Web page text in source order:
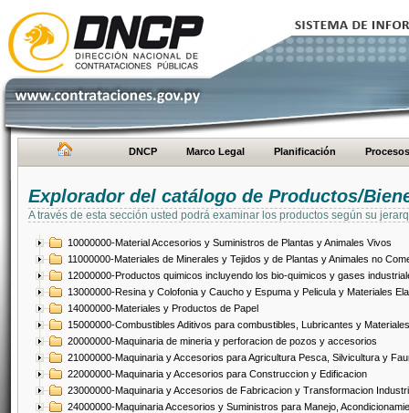
DNCP Marco Legal Planificación Procesos
Explorador del catálogo de Productos/
A través de esta sección usted podrá examinar los productos según su
10000000-Material Accesorios y Suministros de Plantas y Animales Vivos
11000000-Materiales de Minerales y Tejidos y de Plantas y Animales no
12000000-Productos quimicos incluyendo los bio-quimicos y gases
13000000-Resina y Colofonia y Caucho y Espuma y Pelicula y Materiales
14000000-Materiales y Productos de Papel
15000000-Combustibles Aditivos para combustibles, Lubricantes y
20000000-Maquinaria de mineria y perforacion de pozos y accesorios
21000000-Maquinaria y Accesorios para Agricultura Pesca, Silvicultura y
22000000-Maquinaria y Accesorios para Construccion y Edificacion
23000000-Maquinaria y Accesorios de Fabricacion y Transformacion
24000000-Maquinaria Accesorios y Suministros para Manejo,